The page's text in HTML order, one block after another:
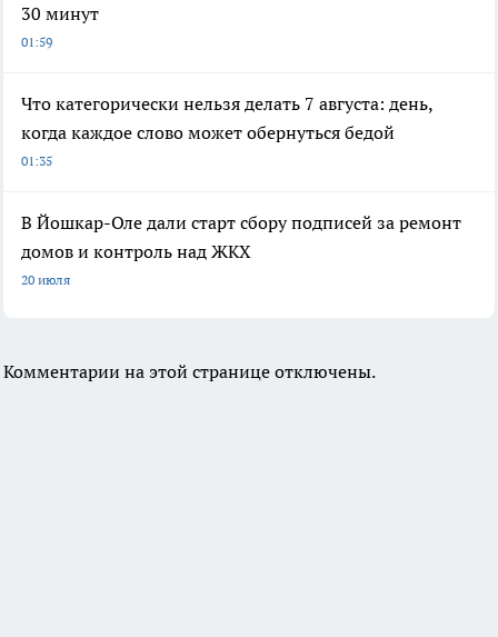
30 минут
01:59
Что категорически нельзя делать 7 августа: день,
когда каждое слово может обернуться бедой
01:35
В Йошкар-Оле дали старт сбору подписей за ремонт
домов и контроль над ЖКХ
20 июля
Комментарии на этой странице отключены.